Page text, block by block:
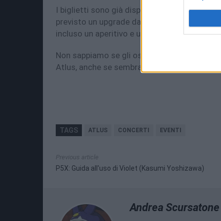
I biglietti sono già disponibili su TicketOne
previsto un upgrade da 65€ che include la
incluso un aperitivo e una bag con gadget a
Non sappiamo se gli ospiti che verranno
Atlus, anche se sembra una possibilità
TAGS ATLUS CONCERTI EVENTI
Previous article
P5X: Guida all'uso di Violet (Kasumi Yoshizawa)
Andrea Scursatone